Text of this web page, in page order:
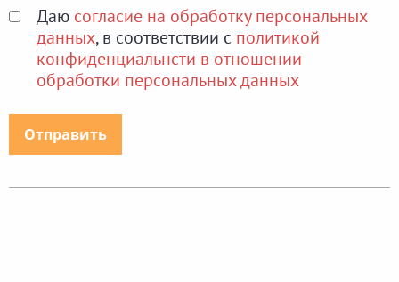
Даю согласие на обработку персональных
данных, в соответствии с политикой
конфиденциальнсти в отношении
обработки персональных данных